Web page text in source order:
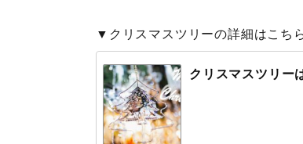
▼クリスマスツリーの詳細はこち
クリスマスツリー